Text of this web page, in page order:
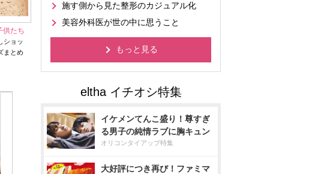
供たち
ショッ
まとめ
施す側から見た整形のカジュアル化
美容外科医が世の中に思うこと
もっと見る
イケメンてんこ盛り！尊すぎ
る男子の純情ラブに胸キュン
オリコンタイアップ特集
大好評につき再び！ファミマ